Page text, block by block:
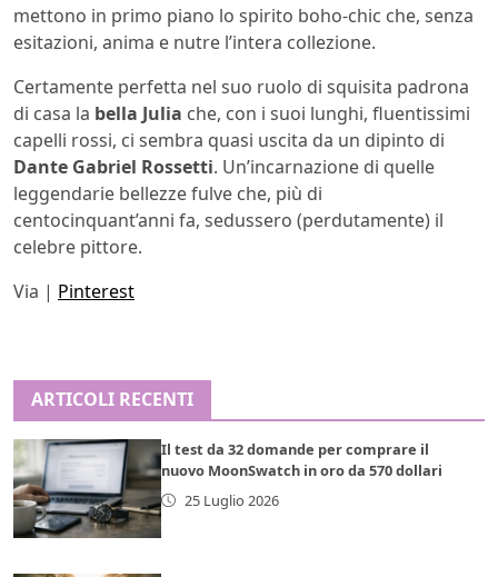
mettono in primo piano lo spirito boho-chic che, senza
esitazioni, anima e nutre l’intera collezione.
Certamente perfetta nel suo ruolo di squisita padrona
di casa la bella Julia che, con i suoi lunghi, fluentissimi
capelli rossi, ci sembra quasi uscita da un dipinto di
Dante Gabriel Rossetti. Un’incarnazione di quelle
leggendarie bellezze fulve che, più di
centocinquant’anni fa, sedussero (perdutamente) il
celebre pittore.
Via | Pinterest
ARTICOLI RECENTI
Il test da 32 domande per comprare il
nuovo MoonSwatch in oro da 570 dollari
25 Luglio 2026